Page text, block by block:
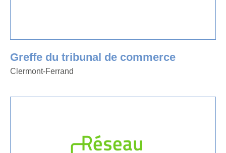
Greffe du tribunal de commerce
Clermont-Ferrand